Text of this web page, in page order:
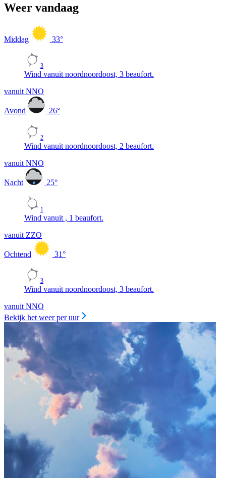
Weer vandaag
Middag 33°
3
Wind vanuit noordnoordoost, 3 beaufort.
vanuit NNO
Avond 26°
2
Wind vanuit noordnoordoost, 2 beaufort.
vanuit NNO
Nacht 25°
1
Wind vanuit , 1 beaufort.
vanuit ZZO
Ochtend 31°
3
Wind vanuit noordnoordoost, 3 beaufort.
vanuit NNO
Bekijk het weer per uur